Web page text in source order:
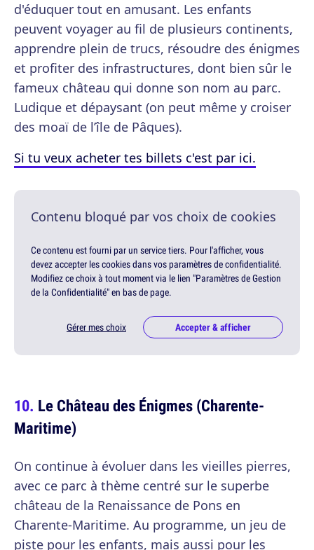
d'éduquer tout en amusant. Les enfants
peuvent voyager au fil de plusieurs continents,
apprendre plein de trucs, résoudre des énigmes
et profiter des infrastructures, dont bien sûr le
fameux château qui donne son nom au parc.
Ludique et dépaysant (on peut même y croiser
des moaï de l’île de Pâques).
Si tu veux acheter tes billets c'est par ici.
Contenu bloqué par vos choix de cookies
Ce contenu est fourni par un service tiers. Pour l'afficher, vous
devez accepter les cookies dans vos paramètres de confidentialité.
Modifiez ce choix à tout moment via le lien "Paramètres de Gestion
de la Confidentialité" en bas de page.
Gérer mes choix Accepter & afficher
Le Château des Énigmes (Charente-
Maritime)
On continue à évoluer dans les vieilles pierres,
avec ce parc à thème centré sur le superbe
château de la Renaissance de Pons en
Charente-Maritime. Au programme, un jeu de
piste pour les enfants, mais aussi pour les